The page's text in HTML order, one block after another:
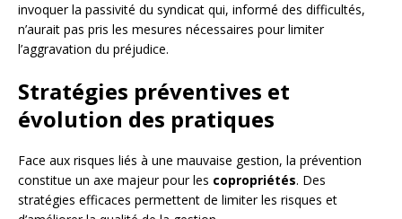
invoquer la passivité du syndicat qui, informé des difficultés,
n’aurait pas pris les mesures nécessaires pour limiter
l’aggravation du préjudice.
Stratégies préventives et
évolution des pratiques
Face aux risques liés à une mauvaise gestion, la prévention
constitue un axe majeur pour les copropriétés. Des
stratégies efficaces permettent de limiter les risques et